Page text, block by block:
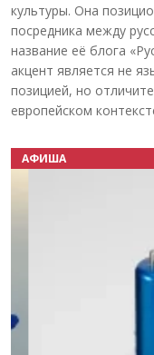
культуры. Она
посредника между
название её блога
акцент является не
позицией, но
европейском
АФИША